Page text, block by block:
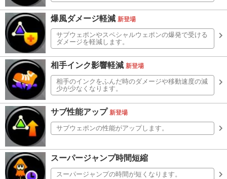
爆風ダメージ軽減 新登場
サブウェポンやスペシャルウェポンの爆発で受ける
ダメージを軽減します。
相手インク影響軽減 新登場
相手のインクをふんだ時のダメージや移動速度の減
少が少なくなります。
サブ性能アップ 新登場
サブウェポンの性能がアップします。
スーパージャンプ時間短縮
スーパージャンプの時間が短くなります。